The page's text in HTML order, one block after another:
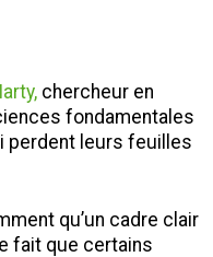
, chercheur en
fondamentales
perdent leurs feuilles
qu’un cadre clair
fait que certains